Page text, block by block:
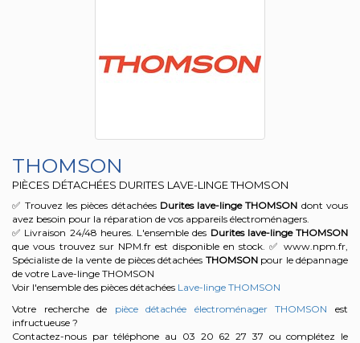
THOMSON
PIÈCES DÉTACHÉES DURITES LAVE-LINGE THOMSON
✅ Trouvez les pièces détachées Durites lave-linge THOMSON dont vous
avez besoin pour la réparation de vos appareils électroménagers.
✅ Livraison 24/48 heures. L'ensemble des Durites lave-linge THOMSON
que vous trouvez sur NPM.fr est disponible en stock. ✅ www.npm.fr,
Spécialiste de la vente de pièces détachées THOMSONpour le dépannage
de votre Lave-linge THOMSON
Voir l'ensemble des pièces détachées Lave-linge THOMSON
Votre recherche de pièce détachée électroménager THOMSON est
infructueuse ?
Contactez-nous par téléphone au 03 20 62 27 37 ou complétez le